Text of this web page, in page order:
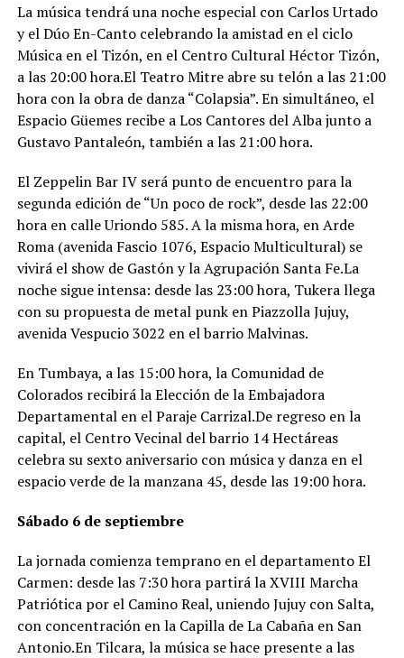
La música tendrá una noche especial con Carlos Urtado
y el Dúo En-Canto celebrando la amistad en el ciclo
Música en el Tizón, en el Centro Cultural Héctor Tizón,
a las 20:00 hora.El Teatro Mitre abre su telón a las 21:00
hora con la obra de danza “Colapsia”. En simultáneo, el
Espacio Güemes recibe a Los Cantores del Alba junto a
Gustavo Pantaleón, también a las 21:00 hora.
El Zeppelin Bar IV será punto de encuentro para la
segunda edición de “Un poco de rock”, desde las 22:00
hora en calle Uriondo 585. A la misma hora, en Arde
Roma (avenida Fascio 1076, Espacio Multicultural) se
vivirá el show de Gastón y la Agrupación Santa Fe.La
noche sigue intensa: desde las 23:00 hora, Tukera llega
con su propuesta de metal punk en Piazzolla Jujuy,
avenida Vespucio 3022 en el barrio Malvinas.
En Tumbaya, a las 15:00 hora, la Comunidad de
Colorados recibirá la Elección de la Embajadora
Departamental en el Paraje Carrizal.De regreso en la
capital, el Centro Vecinal del barrio 14 Hectáreas
celebra su sexto aniversario con música y danza en el
espacio verde de la manzana 45, desde las 19:00 hora.
Sábado 6 de septiembre
La jornada comienza temprano en el departamento El
Carmen: desde las 7:30 hora partirá la XVIII Marcha
Patriótica por el Camino Real, uniendo Jujuy con Salta,
con concentración en la Capilla de La Cabaña en San
Antonio.En Tilcara, la música se hace presente a las